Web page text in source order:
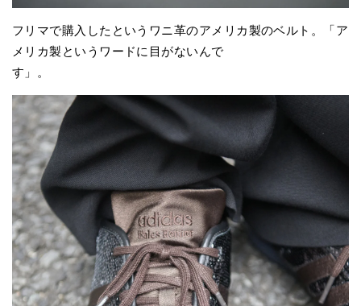
フリマで購入したというワニ革のアメリカ製のベルト。「ア
メリカ製というワードに目がないんで
す」。